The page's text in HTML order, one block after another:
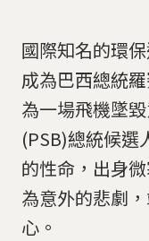
國際知名的環
成為巴西總統
為一場飛機墜
(PSB)總統候
的性命，出身
為意外的悲劇
心。